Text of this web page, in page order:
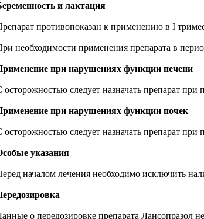
и лактация
противопоказан к применению в I
необходимости применения препарата в
при нарушениях функции печени
осторожностью следует назначать препарат при
при нарушениях функции почек
осторожностью следует назначать препарат при
указания
началом лечения необходимо исключить
о передозировке препарата Лансопразол